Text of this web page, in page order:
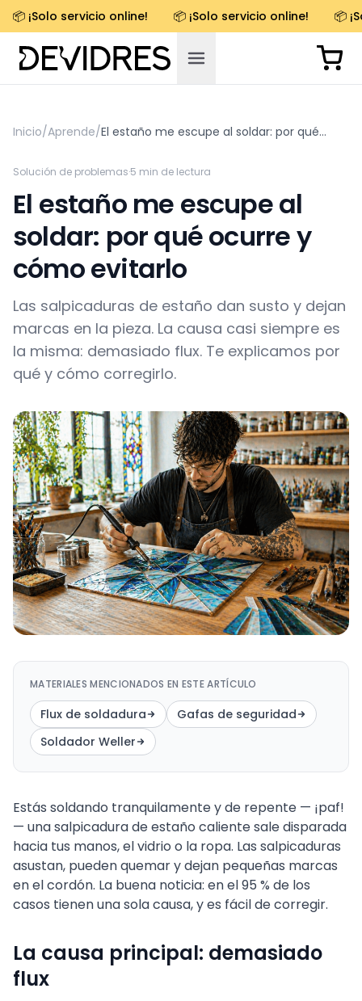
📦 ¡Solo servicio online! 📦 ¡Solo servicio online! 📦
Inicio/Aprende/El estaño me escupe al soldar: por qué
Solución de problemas·5 min de lectura
El estaño me escupe al
soldar: por qué ocurre y
cómo evitarlo
Las salpicaduras de estaño dan susto y dejan
marcas en la pieza. La causa casi siempre es
la misma: demasiado flux. Te explicamos por
qué y cómo corregirlo.
MATERIALES MENCIONADOS EN ESTE ARTÍCULO
Flux de soldadura
Gafas de seguridad
Soldador Weller
Estás soldando tranquilamente y de repente — ¡paf!
— una salpicadura de estaño caliente sale disparada
hacia tus manos, el vidrio o la ropa. Las salpicaduras
asustan, pueden quemar y dejan pequeñas marcas
en el cordón. La buena noticia: en el 95 % de los
casos tienen una sola causa, y es fácil de corregir.
La causa principal: demasiado
flux